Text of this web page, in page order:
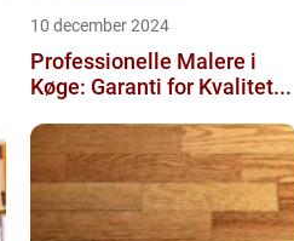
10 december 2024
Professionelle Malere i
Køge: Garanti for Kvalitet...